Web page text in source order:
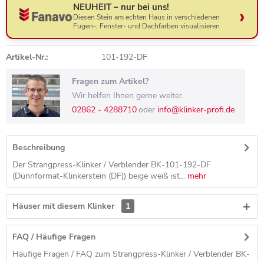
NEUHEIT – nur bei uns!
Diesen Stein am echten Haus in verschiedenen
Fugen-, Fenster- und Dachfarben visualisieren
Artikel-Nr.: 101-192-DF
Fragen zum Artikel?
Wir helfen Ihnen gerne weiter.
02862 - 4288710oder info@klinker-profi.de
Beschreibung
Der Strangpress-Klinker / Verblender BK-101-192-DF
(Dünnformat-Klinkerstein (DF)) beige weiß ist... mehr
Häuser mit diesem Klinker 1
FAQ / Häufige Fragen
Häufige Fragen / FAQ zum Strangpress-Klinker / Verblender BK-